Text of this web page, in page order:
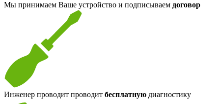
Мы принимаем Ваше устройство и подписываем договор
Инженер проводит проводит бесплатную диагностику